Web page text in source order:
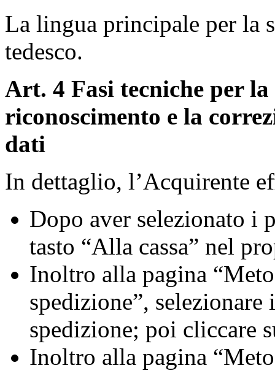
La lingua principale per la
tedesco.
Art. 4 Fasi tecniche per
riconoscimento e la
dati
In dettaglio, l’Acquirente
Dopo aver selezionato i
tasto “Alla cassa” nel
Inoltro alla pagina
spedizione”,
spedizione; poi cliccare
Inoltro alla pagina